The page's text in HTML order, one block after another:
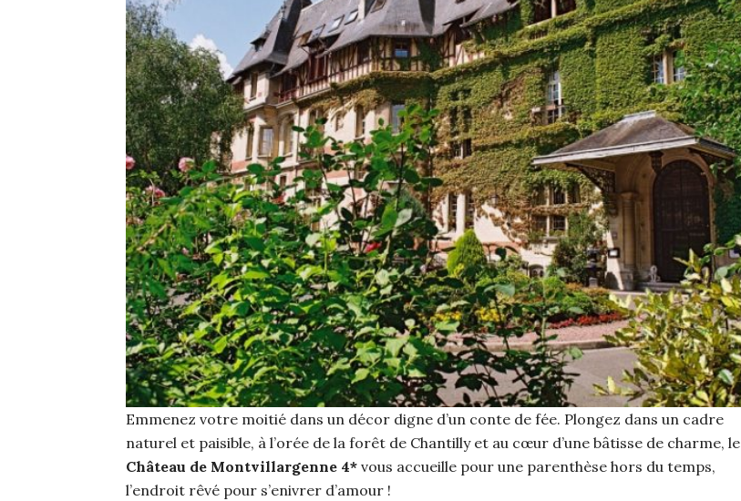
Emmenez votre moitié dans un décor digne d’un conte de fée. Plongez dans un cadre
naturel et paisible, à l’orée de la forêt de Chantilly et au cœur d’une bâtisse de charme, le
Château de Montvillargenne 4* vous accueille pour une parenthèse hors du temps,
l’endroit rêvé pour s’enivrer d’amour !